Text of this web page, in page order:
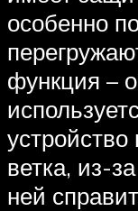
особенно
функция –
ветка, из-
ней